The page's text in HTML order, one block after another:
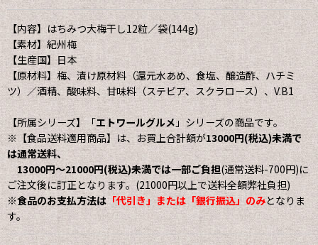
【内容】はちみつ大梅干し12粒／袋(144g)
【素材】紀州梅
【生産国】日本
【原材料】梅、漬け原材料（還元水あめ、食塩、醸造酢、ハチミ
ツ）／酒精、酸味料、甘味料（ステビア、スクラロース）、V.B1
【所属シリーズ】「エトワールグルメ」シリーズの商品です。
※【食品送料適用商品】は、お買上合計額が13000円(税込)未満で
は通常送料、
13000円〜21000円(税込)未満では一部ご負担(通常送料-700円)に
ご注文後に訂正となります。(21000円以上で送料全額弊社負担)
※食品のお支払方法は「代引き」または「銀行振込」のみとなりま
す。